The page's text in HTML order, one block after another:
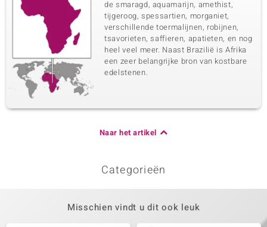
de smaragd, aquamarijn, amethist,
tijgeroog, spessartien, morganiet,
verschillende toermalijnen, robijnen,
tsavorieten, saffieren, apatieten, en nog
heel veel meer. Naast Brazilië is Afrika
een zeer belangrijke bron van kostbare
edelstenen.
Naar het artikel
Categorieën
Misschien vindt u dit ook leuk